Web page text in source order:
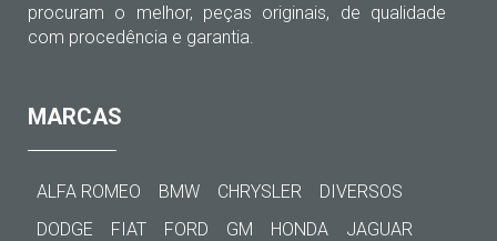
procuram o melhor, peças originais, de qualidade
com procedência e garantia.
MARCAS
ALFA ROMEO BMW CHRYSLER
DIVERSOS
DODGE
FIAT FORD GM HONDA
JAGUAR